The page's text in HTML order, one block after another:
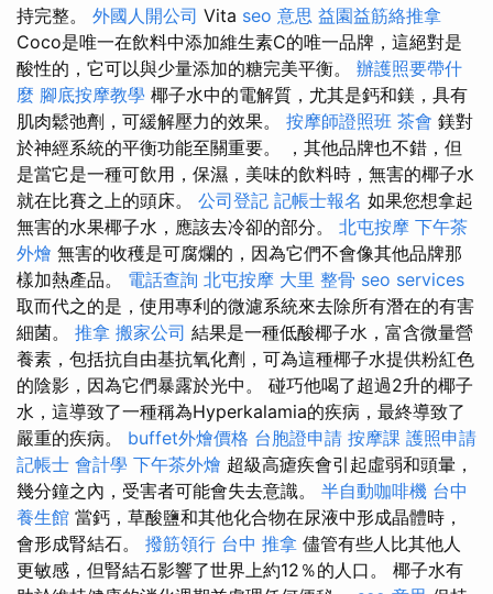
持完整。 外國人開公司 Vita seo 意思 益園益筋絡推拿
Coco是唯一在飲料中添加維生素C的唯一品牌，這絕對是
酸性的，它可以與少量添加的糖完美平衡。 辦護照要帶什
麼 腳底按摩教學 椰子水中的電解質，尤其是鈣和鎂，具有
肌肉鬆弛劑，可緩解壓力的效果。 按摩師證照班 茶會 鎂對
於神經系統的平衡功能至關重要。 ，其他品牌也不錯，但
是當它是一種可飲用，保濕，美味的飲料時，無害的椰子水
就在比賽之上的頭床。 公司登記 記帳士報名 如果您想拿起
無害的水果椰子水，應該去冷卻的部分。 北屯按摩 下午茶
外燴 無害的收穫是可腐爛的，因為它們不會像其他品牌那
樣加熱產品。 電話查詢 北屯按摩 大里 整骨 seo services
取而代之的是，使用專利的微濾系統來去除所有潛在的有害
細菌。 推拿 搬家公司 結果是一種低酸椰子水，富含微量營
養素，包括抗自由基抗氧化劑，可為這種椰子水提供粉紅色
的陰影，因為它們暴露於光中。 碰巧他喝了超過2升的椰子
水，這導致了一種稱為Hyperkalamia的疾病，最終導致了
嚴重的疾病。 buffet外燴價格 台胞證申請 按摩課 護照申請
記帳士 會計學 下午茶外燴 超級高瘧疾會引起虛弱和頭暈，
幾分鐘之內，受害者可能會失去意識。 半自動咖啡機 台中
養生館 當鈣，草酸鹽和其他化合物在尿液中形成晶體時，
會形成腎結石。 撥筋領行 台中 推拿 儘管有些人比其他人
更敏感，但腎結石影響了世界上約12％的人口。 椰子水有